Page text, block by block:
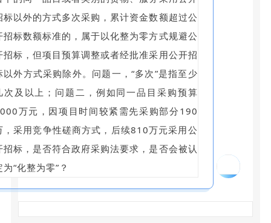
标以外的方式多次采购，累计资金数额超过公
招标数额标准的，属于以化整为零方式规避公
招标，但项目预算调整或者经批准采用公开招
以外方式采购除外。问题一，“多次”是指至少
次及以上；问题二，例如同一品目采购预算
万元，因项目时间较紧需先采购部分190
，采用竞争性磋商方式，后续810万元采用公
招标，是否符合政府采购法要求，是否会被认
为“化整为零”？